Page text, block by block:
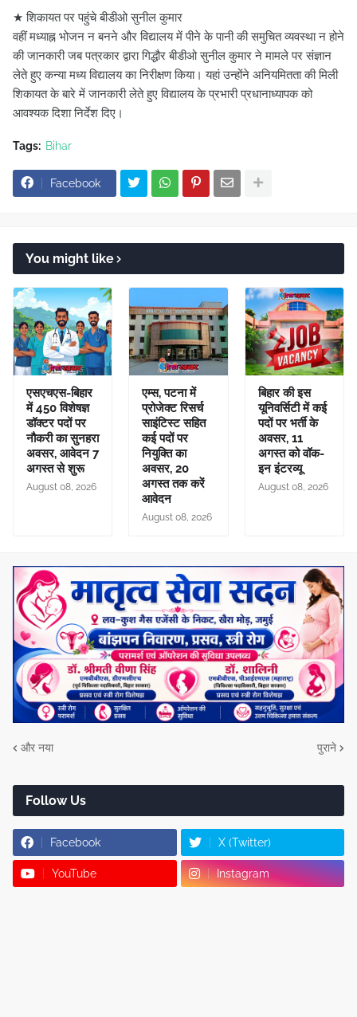
★ शिकायत पर पहुंचे बीडीओ सुनील कुमार
वहीं मध्याह्न भोजन न बनने और विद्यालय में पीने के पानी की समुचित व्यवस्था न होने
की जानकारी जब पत्रकार द्वारा गिद्धौर बीडीओ सुनील कुमार ने मामले पर संज्ञान
लेते हुए कन्या मध्य विद्यालय का निरीक्षण किया। यहां उन्होंने अनियमितता की मिली
शिकायत के बारे में जानकारी लेते हुए विद्यालय के प्रभारी प्रधानाध्यापक को
आवश्यक दिशा निर्देश दिए।
Tags: Bihar
Facebook
You might like
एसएचएस-बिहार
में 450 विशेषज्ञ
डॉक्टर पदों पर
नौकरी का सुनहरा
अवसर, आवेदन 7
अगस्त से शुरू
August 08, 2026
एम्स, पटना में
प्रोजेक्ट रिसर्च
साइंटिस्ट सहित
कई पदों पर
नियुक्ति का
अवसर, 20
अगस्त तक करें
आवेदन
August 08, 2026
बिहार की इस
यूनिवर्सिटी में कई
पदों पर भर्ती के
अवसर, 11
अगस्त को वॉक-
इन इंटरव्यू
August 08, 2026
और नया पुराने
Follow Us
Facebook X (Twitter)
YouTube Instagram